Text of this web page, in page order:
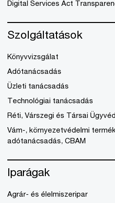
Digital Services Act
Szolgáltatások
Könyvvizsgálat
Adótanácsadás
Üzleti tanácsadás
Technológiai tanácsadás
Réti, Várszegi és Társai
Vám-, környezetvédelmi
adótanácsadás, CBAM
Iparágak
Agrár- és élelmiszeripar